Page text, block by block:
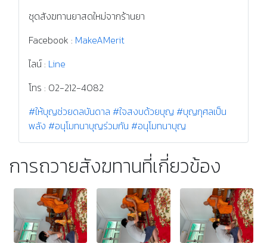
ชุดสังฆทานยาสดใหม่จากร้านยา
Facebook : MakeAMerit
ไลน์ : Line
โทร : 02-212-4082
#ให้บุญช่วยดลบันดาล #ใจสงบด้วยบุญ #บุญกุศลเป็น
พลัง #อนุโมทนาบุญร่วมกัน #อนุโมทนาบุญ
การถวายสังฆทานที่เกี่ยวข้อง